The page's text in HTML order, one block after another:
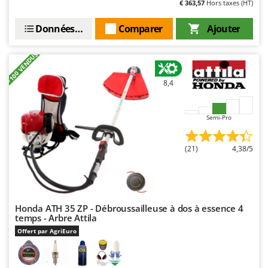
Stocker
T
Tecla
TecnoGen
Tellarini Pompe
Telwin
Tenco
Tineco
Titania
Tornado
Tre Spade
Trev - Abrek - TecnoVIR
Trotec
€ 363,57 Hors taxes (HT)
Ajouter
Comparer
Données techniques
+100 VENDUS 8,4
Semi-Pro
(21) 4,38/5
Honda ATH 35 ZP - Débroussailleuse à dos à essence 4
temps - Arbre Attila
Offert par AgriEuro